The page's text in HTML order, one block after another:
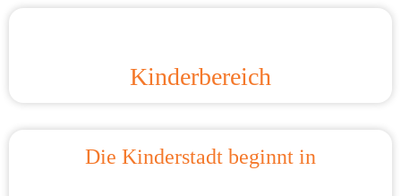
Kinderbereich
Die Kinderstadt beginnt in